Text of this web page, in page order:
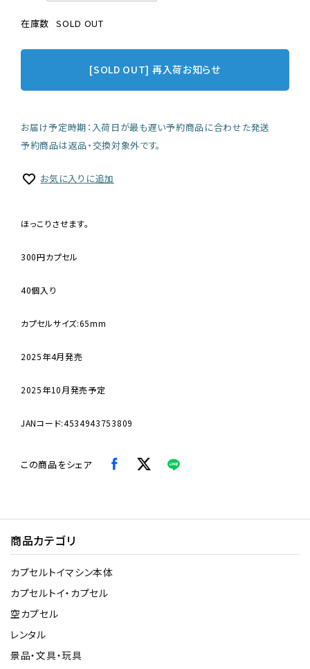
在庫数 SOLD OUT
[SOLD OUT] 再入荷お知らせ
お届け予定時期：入荷日が最も遅い予約商品に合わせた発送
予約商品は返品・交換対象外です。
お気に入りに追加
ほっこりさせます。
300円カプセル
40個入り
カプセルサイズ:65mm
2025年4月発売
2025年10月発売予定
JANコード:4534943753809
この商品をシェア
商品カテゴリ
カプセルトイマシン本体
カプセルトイ・カプセル
空カプセル
レンタル
景品・文具・玩具